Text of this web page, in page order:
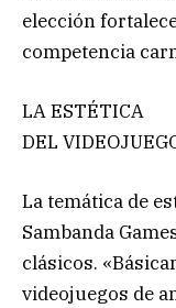
elección
competencia
LA ESTÉTICA
DEL
La temática de
Sambanda
clásicos.
videojuegos de